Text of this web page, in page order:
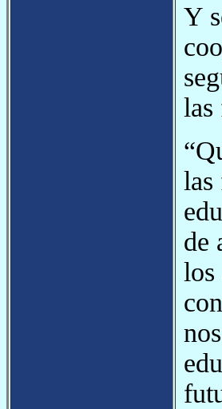
Y
las
las
de
los